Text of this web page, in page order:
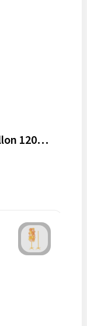
Clipafsluiter voor reuzenballon 120-150 cm ø